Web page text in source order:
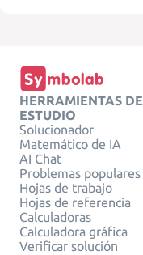
HERRAMIENTAS DE
ESTUDIO
Solucionador
Matemático de IA
AI Chat
Problemas populares
Hojas de trabajo
Hojas de referencia
Calculadoras
Calculadora gráfica
Verificar solución